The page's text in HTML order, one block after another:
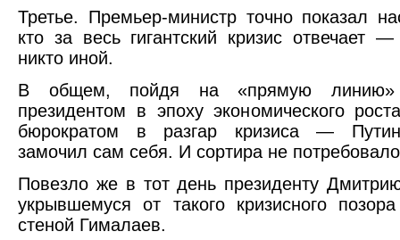
Третье. Премьер-министр точно показал
кто за весь гигантский кризис отвечает
никто иной.
В общем, пойдя на «прямую
президентом в эпоху экономического
бюрократом в разгар кризиса —
замочил сам себя. И сортира не
Повезло же в тот день президенту
укрывшемуся от такого кризисного
стеной Гималаев.